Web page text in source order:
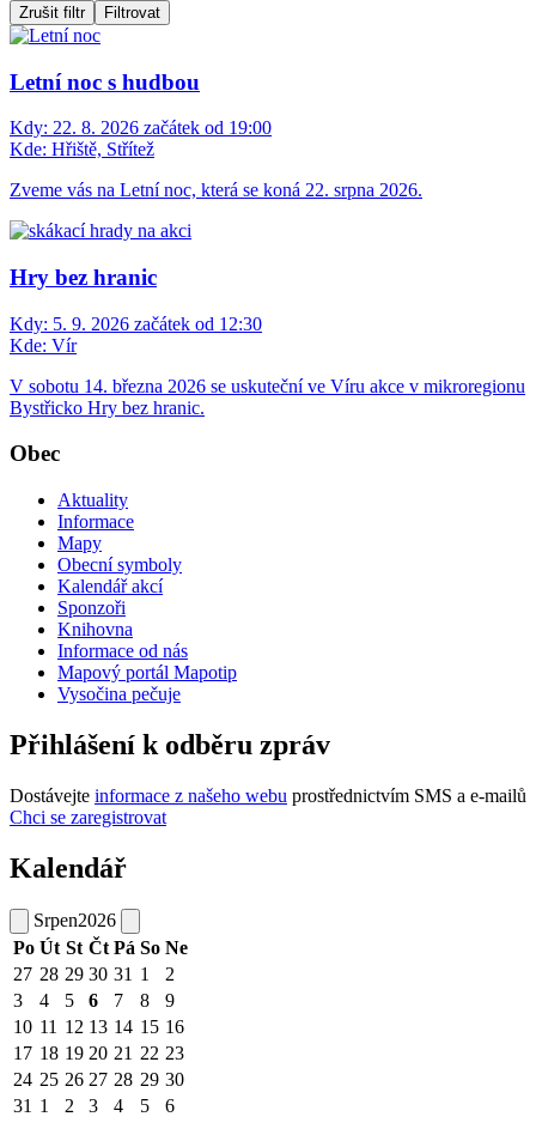
Zrušit filtr Filtrovat
Letní noc s hudbou
Kdy: 22. 8. 2026 začátek od 19:00
Kde: Hřiště, Střítež
Zveme vás na Letní noc, která se koná 22. srpna 2026.
Hry bez hranic
Kdy: 5. 9. 2026 začátek od 12:30
Kde: Vír
V sobotu 14. března 2026 se uskuteční ve Víru akce v mikroregionu
Bystřicko Hry bez hranic.
Obec
Aktuality
Informace
Mapy
Obecní symboly
Kalendář akcí
Sponzoři
Knihovna
Informace od nás
Mapový portál Mapotip
Vysočina pečuje
Přihlášení k odběru zpráv
Dostávejte informace z našeho webu prostřednictvím SMS a e-mailů
Chci se zaregistrovat
Kalendář
Srpen2026
Po Út St Čt Pá So Ne
27 28 29 30 31 1
2
3
4 5 6 7 8
9
10 11 12 13 14 15 16
17 18 19 20 21 22 23
24 25 26 27 28 29 30
31 1 2 3 4 5 6